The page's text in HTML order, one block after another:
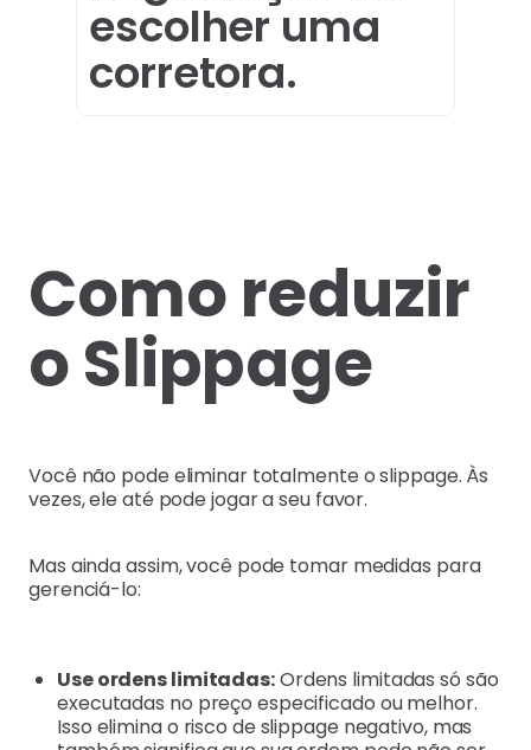
escolher uma
corretora.
Como reduzir
o Slippage
Você não pode eliminar totalmente o slippage. Às
vezes, ele até pode jogar a seu favor.
Mas ainda assim, você pode tomar medidas para
gerenciá-lo:
Use ordens limitadas:Ordens limitadas só são
executadas no preço especificado ou melhor.
Isso elimina o risco de slippage negativo, mas